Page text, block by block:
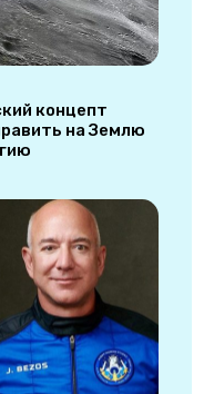
концепт
на Землю